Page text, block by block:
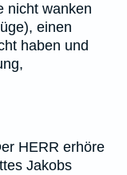
nicht wanken
einen
haben und
HERR erhöre
Jakobs